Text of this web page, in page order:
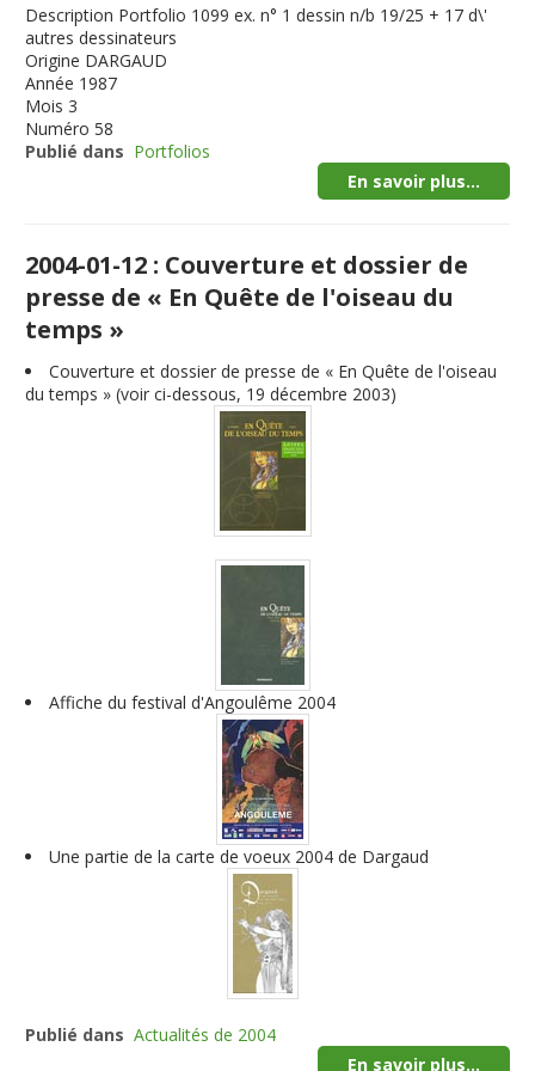
Description Portfolio 1099 ex. n° 1 dessin n/b 19/25 + 17 d\'
autres dessinateurs
Origine DARGAUD
Année 1987
Mois 3
Numéro 58
Publié dans Portfolios
En savoir plus...
2004-01-12 : Couverture et dossier de
presse de « En Quête de l'oiseau du
temps »
Couverture et dossier de presse de « En Quête de l'oiseau
du temps » (voir ci-dessous, 19 décembre 2003)
Affiche du festival d'Angoulême 2004
Une partie de la carte de voeux 2004 de Dargaud
Publié dans Actualités de 2004
En savoir plus...